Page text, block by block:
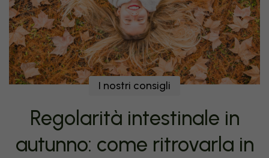
I nostri consigli
Regolarità intestinale in
autunno: come ritrovarla in